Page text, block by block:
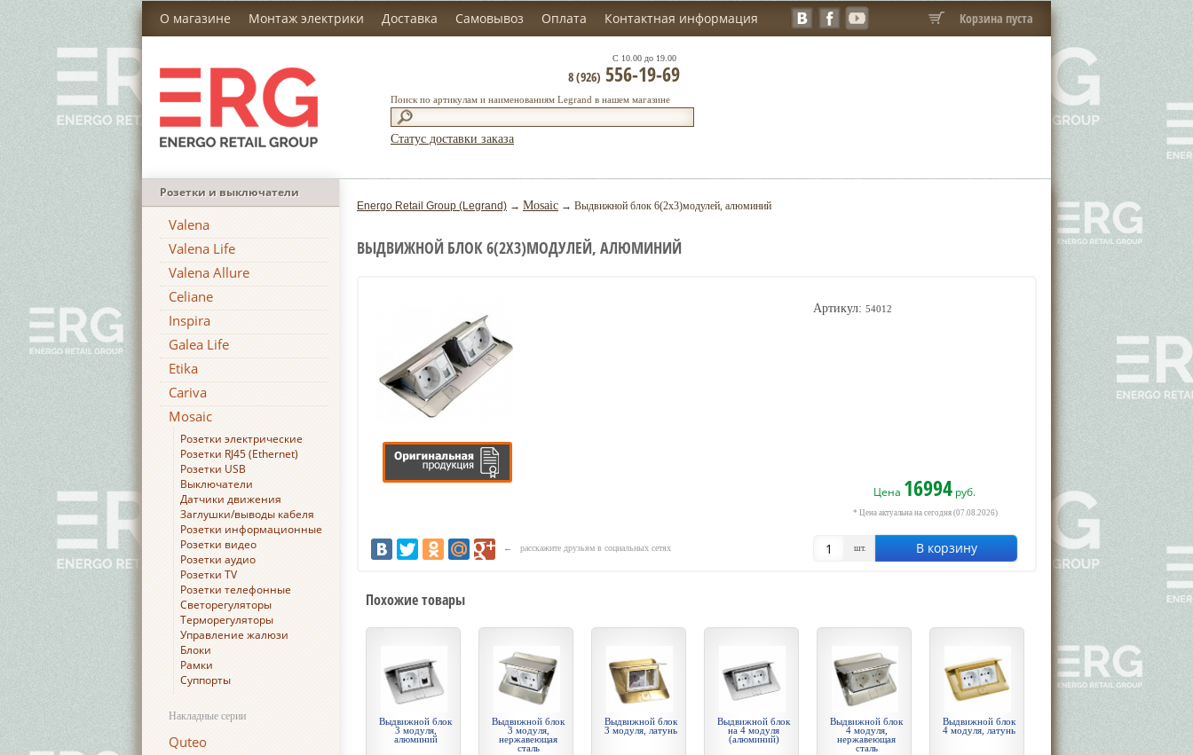
О магазине Монтаж электрики Доставка Самовывоз Оплата Контактная информация Корзина пуста
Поиск по артикулам и наименованиям Legrand в нашем магазине
С 10.00 до 19.00
8 (926) 556-19-69
Статус доставки заказа
Розетки и выключатели
Valena
Valena Life
Valena Allure
Celiane
Inspira
Galea Life
Etika
Cariva
Mosaic
Розетки электрические
Розетки RJ45 (Ethernet)
Розетки USB
Выключатели
Датчики движения
Заглушки/выводы кабеля
Розетки информационные
Розетки видео
Розетки аудио
Розетки TV
Розетки телефонные
Светорегуляторы
Терморегуляторы
Управление жалюзи
Блоки
Рамки
Суппорты
Накладные серии
Quteo
Energo Retail Group (Legrand) → Mosaic → Выдвижной блок 6(2х3)модулей, алюминий
ВЫДВИЖНОЙ БЛОК 6(2Х3)МОДУЛЕЙ, АЛЮМИНИЙ
Артикул: 54012
Цена 16994руб.
* Цена актуальна на сегодня (07.08.2026)
шт. В корзину
← расскажите друзьям в социальных сетях
Похожие товары
Выдвижной блок
3 модуля,
алюминий
Выдвижной блок
3 модуля,
нержавеющая
сталь
Выдвижной блок
3 модуля, латунь
Выдвижной блок
на 4 модуля
(алюминий)
Выдвижной блок
4 модуля,
нержавеющая
сталь
Выдвижной блок
4 модуля, латунь